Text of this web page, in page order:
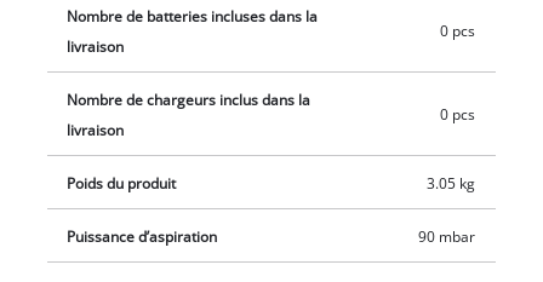
en 1, un filtre en mousse à utiliser en cas d'aspiration humide
sont pas inclus dans la livraison. Ils sont disponibles
séparément, par exemple sous forme de kit de démarrage
pratique.
Nombre de batteries incluses dans la
livraison
0 pcs
Nombre de chargeurs inclus dans la
livraison
0 pcs
Poids du produit 3.05 kg
Puissance d’aspiration 90 mbar